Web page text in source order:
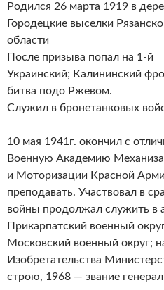
Родился 26 марта 1919 в
Городецкие выселки
области
После призыва попал на 1-й
Украинский; Калининский
битва подо Ржевом.
Служил в бронетанковых
10 мая 1941г. окончил с
Военную Академию
и Моторизации Красной
преподавать. Участвовал в
войны продолжал служить в
Прикарпатский военный
Московский военный округ;
Изобретательства
строю, 1968 — звание